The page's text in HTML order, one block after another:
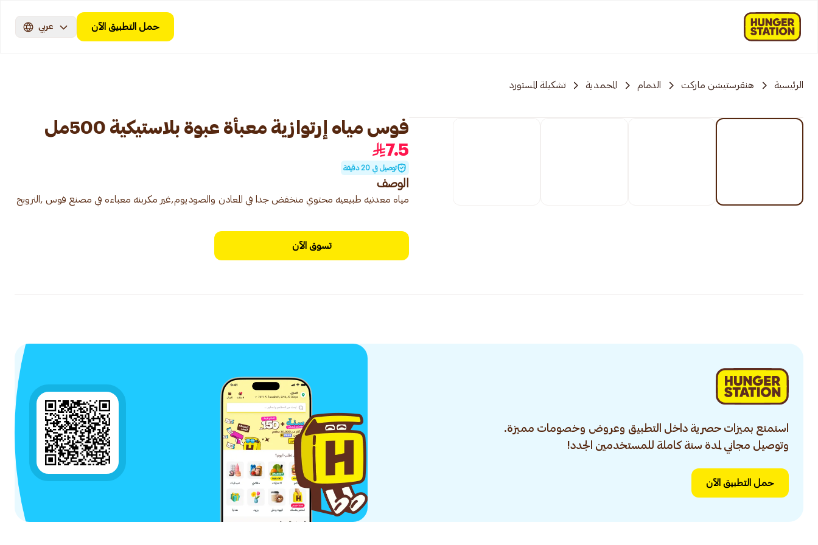
حمل التطبيق الآن عربي
الرئيسية هنقرستيشن ماركت الدمام المحمدية تشكيلة المستورد
فوس مياه إرتوازية معبأة عبوة بلاستيكية 500مل
7.5
توصيل في 20 دقيقة
الوصف
مياه معدنيه طبيعيه محتوي منخفض جدا في المعادن والصوديوم,غير مكربنه معباءه في مصنع فوس ,النرويج
تسوق الآن
استمتع بميزات حصرية داخل التطبيق وعروض وخصومات مميزة.
وتوصيل مجاني لمدة سنة كاملة للمستخدمين الجدد!
حمل التطبيق الآن